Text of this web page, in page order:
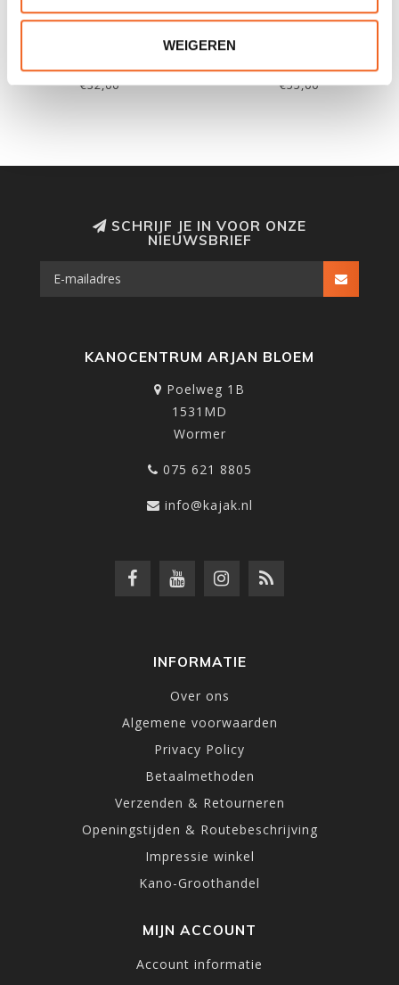
WEIGEREN
PYRANHA RUGBAND,
€32,00
PYRANHA RUGBAND,
€55,00
SCHRIJF JE IN VOOR ONZE
NIEUWSBRIEF
KANOCENTRUM ARJAN BLOEM
Poelweg 1B
1531MD
Wormer
075 621 8805
info@kajak.nl
INFORMATIE
Over ons
Algemene voorwaarden
Privacy Policy
Betaalmethoden
Verzenden & Retourneren
Openingstijden & Routebeschrijving
Impressie winkel
Kano-Groothandel
MIJN ACCOUNT
Account informatie